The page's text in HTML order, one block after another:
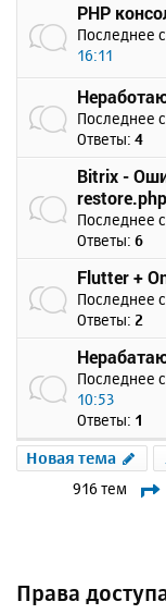
PHP
Последнее
16:11
Последнее
Ответы: 4
Bitrix -
Последнее
Ответы: 6
Flutter +
Последнее
Ответы: 2
Последнее
10:53
Ответы: 1
Новая тема
916 тем
Права